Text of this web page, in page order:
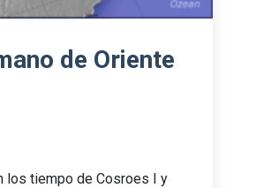
de Oriente
los tiempo de Cosroes I y